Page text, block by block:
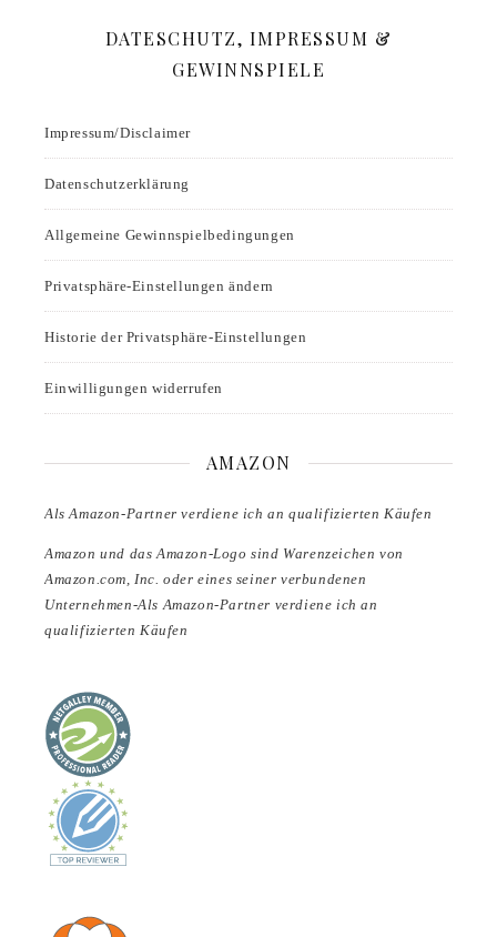
DATESCHUTZ, IMPRESSUM &
GEWINNSPIELE
Impressum/Disclaimer
Datenschutzerklärung
Allgemeine Gewinnspielbedingungen
Privatsphäre-Einstellungen ändern
Historie der Privatsphäre-Einstellungen
Einwilligungen widerrufen
AMAZON
Als Amazon-Partner verdiene ich an qualifizierten Käufen
Amazon und das Amazon-Logo sind Warenzeichen von
Amazon.com, Inc. oder eines seiner verbundenen
Unternehmen-Als Amazon-Partner verdiene ich an
qualifizierten Käufen